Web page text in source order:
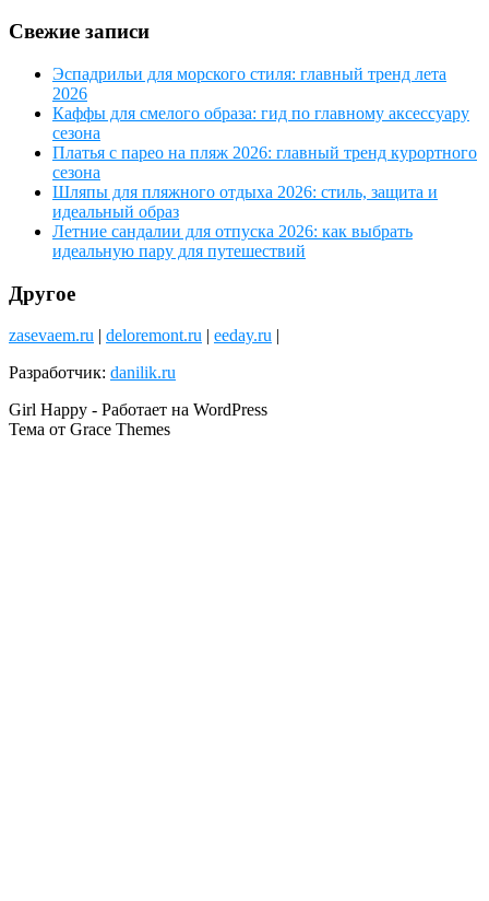
Свежие записи
Эспадрильи для морского стиля: главный тренд лета
2026
Каффы для смелого образа: гид по главному аксессуару
сезона
Платья с парео на пляж 2026: главный тренд курортного
сезона
Шляпы для пляжного отдыха 2026: стиль, защита и
идеальный образ
Летние сандалии для отпуска 2026: как выбрать
идеальную пару для путешествий
Другое
zasevaem.ru | deloremont.ru | eeday.ru |
Разработчик: danilik.ru
Girl Happy - Работает на WordPress
Тема от Grace Themes